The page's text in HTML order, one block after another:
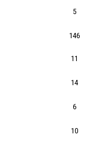
5
146
11
14
6
10